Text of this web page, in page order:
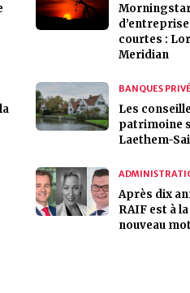
courtes :
Meridian
BANQUES
Les
patrimoine
Laethem-
Après dix
RAIF est à
nouveau